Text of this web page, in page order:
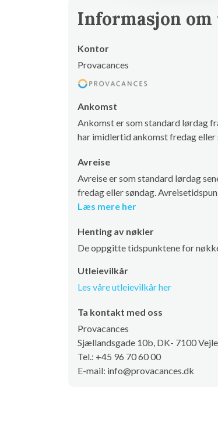
Informasjon
Kontor
Provacances
Ankomst
Ankomst er som standard lørdag
har imidlertid ankomst fredag eller
Avreise
Avreise er som standard lørdag
fredag eller søndag.
Læs mere her
Henting av nøkler
De oppgitte tidspunktene for
Utleievilkår
Les våre utleievilkår her
Ta kontakt med oss
Provacances
Sjællandsgade 10b, DK- 7100 Vejle
Tel.: +45 96 70 60 00
E-mail: info@provacances.dk